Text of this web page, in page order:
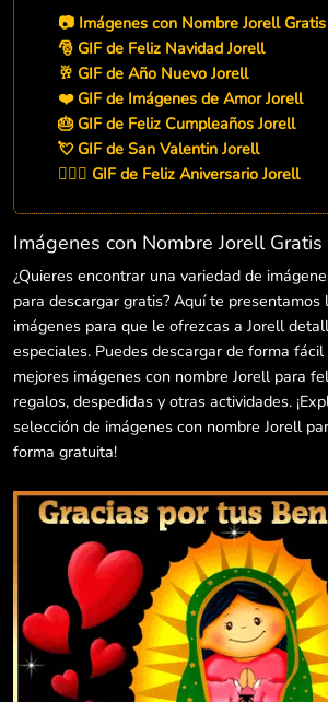
📷 Imágenes con Nombre Jorell
🎅 GIF de Feliz Navidad Jorell
🥂 GIF de Año Nuevo Jorell
❤️ GIF de Imágenes de Amor Jorell
🎂 GIF de Feliz Cumpleaños Jorell
💘 GIF de San Valentin Jorell
👨‍❤️‍👨 GIF de Feliz Aniversario Jorell
Imágenes con Nombre Jorell
¿Quieres encontrar una variedad de
para descargar gratis? Aquí te presentamos
imágenes para que le ofrezcas a Jorell
especiales. Puedes descargar de forma
mejores imágenes con nombre Jorell para
regalos, despedidas y otras actividades.
selección de imágenes con nombre Jorell
forma gratuita!